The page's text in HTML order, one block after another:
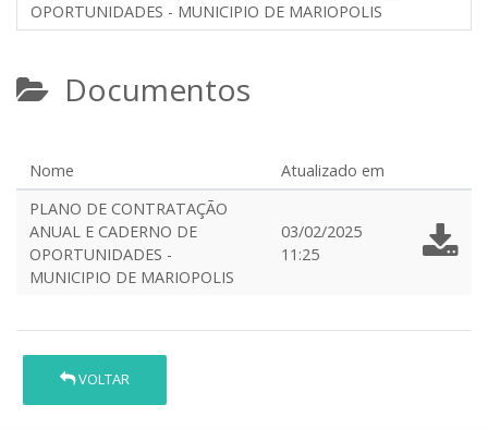
OPORTUNIDADES - MUNICIPIO DE MARIOPOLIS
Documentos
Nome
Atualizado em
PLANO DE CONTRATAÇÃO
ANUAL E CADERNO DE
OPORTUNIDADES -
MUNICIPIO DE MARIOPOLIS
03/02/2025
11:25
VOLTAR